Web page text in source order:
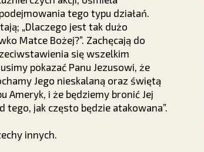
tego typu działań.
„Dlaczego jest tak dużo
Matce Bożej?”. Zachęcają do
się wszelkim
pokazać Panu Jezusowi, że
Jego nieskalaną oraz świętą
Ameryk, i że będziemy bronić Jej
tego, jak często będzie atakowana”.
innych.